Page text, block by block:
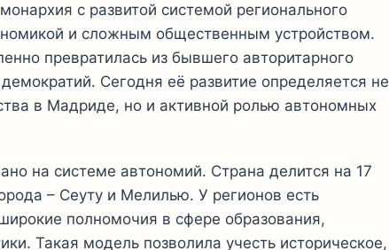
с развитой системой регионального
и сложным общественным устройством.
превратилась из бывшего авторитарного
Сегодня её развитие определяется не
в Мадриде, но и активной ролью автономных
на системе автономий. Страна делится на 17
– Сеуту и Мелилью. У регионов есть
полномочия в сфере образования,
Такая модель позволила учесть историческое,